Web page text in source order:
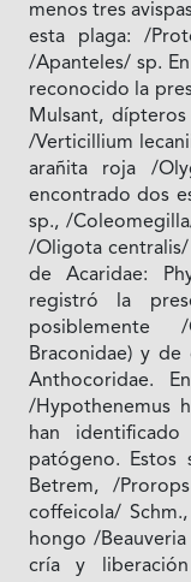
menos tres
esta plaga: /
/Apanteles/ sp.
reconocido la
Mulsant,
/Verticillium
arañita roja /
encontrado dos
sp., /
/Oligota
de Acaridae:
registró la
posiblemente
Braconidae) y
Anthocoridae.
/Hypothenemus
han
patógeno. Estos
Betrem, /
coffeicola/
hongo /
cría y